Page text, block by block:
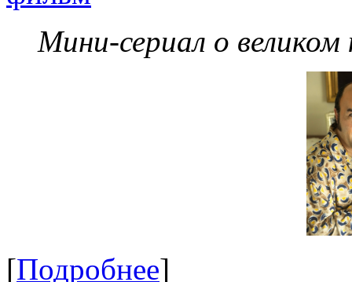
Мини-сериал о великом
[Подробнее]